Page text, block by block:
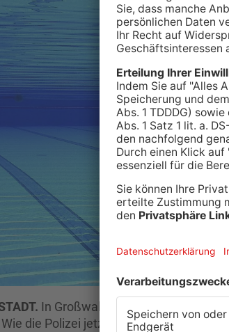
In Großwallstadt ist ein
die Polizei jetzt mitteilt, haben